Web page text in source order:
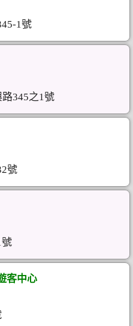
1號
345之1號
號
客中心